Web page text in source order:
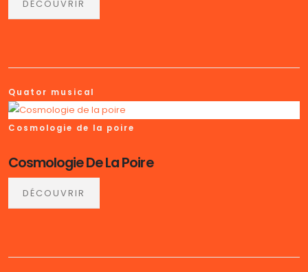
DÉCOUVRIR
Quator musical
Cosmologie de la poire
Cosmologie De La Poire
DÉCOUVRIR